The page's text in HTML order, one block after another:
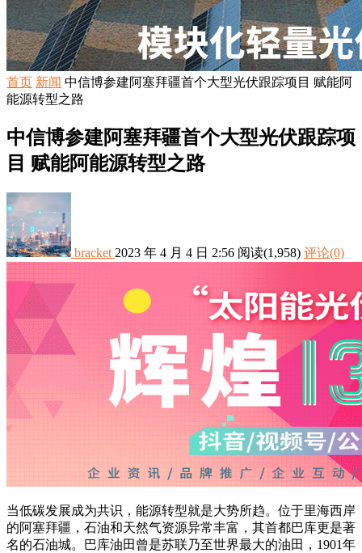
首页 新闻 中信博参建阿塞拜疆首个大型光伏跟踪项目 赋能阿
能源转型之路
中信博参建阿塞拜疆首个大型光伏跟踪项
目 赋能阿能源转型之路
bracket 2023 年 4 月 4 日 2:56 阅读(1,958) 评论(0)
当低碳发展成为共识，能源转型就是大势所趋。位于里海西岸
的阿塞拜疆，石油和天然气资源异常丰富，其首都巴库更是著
名的石油城。巴库油田曾是苏联乃至世界最大的油田，1901年